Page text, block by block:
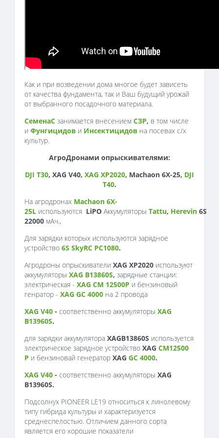
Как и при возведении дома многое будет зависеть
от качества фундамента, так и Ваш будущий урожай
от выбранного посадочного материала.
СеменаС занимается внесением СЗР, в том числе
и Фунгицидов и Инсектицидов на посевах с/х
культур.
АгроДронами опрыскивателями:
DJI T30, XAG V40, XAG XP2020, Machaon 6X-25, DJI
T40.
На агродронах Machaon 6X-
25L используются LiPO Аккумуляторы Tattu, Herevin 6S
22000 мАч.,
Для зарядки которых используются зарядное
устройство 6S SkyRC PC1080.
Агродроны опрыскиватели XAG XP2020 используют
аккумуляторы XAG B13860S, зарядные станции:
электрическая - XAG CM 12500P и бензиновый
генратор - XAG GC 4000 на 2 провода
XAG V40 - соответственно аккумуляторы XAG
B13960S.
для зарядки аккумулятора XAGB13860S используется
электрическое зарядное устройство XAG CM12500
P и бензиновай генератор XAG GC 4000.
XAG V40 - соответственно аккумуляторы XAG
B13960S.
Подсолнух PIONEER LE19 относиться к линолевому
типу гибрида культуры и характеризуется
среднеспелостью. Отличием данного сорта
является его хорошие показатели